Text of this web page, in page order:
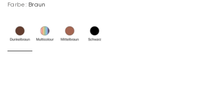
Farbe: Braun